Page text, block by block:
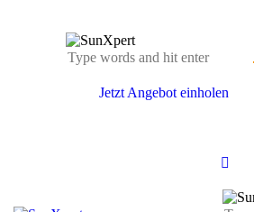
Jetzt Angebot einholen